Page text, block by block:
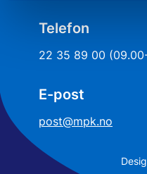
Telefon
22 35 89 00
E-post
post@mpk.no